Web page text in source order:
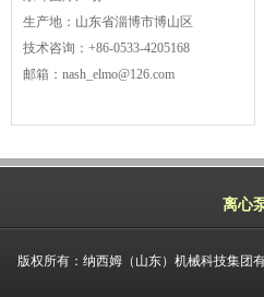
生产地：山东省淄博市博山区
技术咨询：+86-0533-4205168
邮箱：nash_elmo@126.com
离心
版权所有：纳西姆（山东）机械科技集团